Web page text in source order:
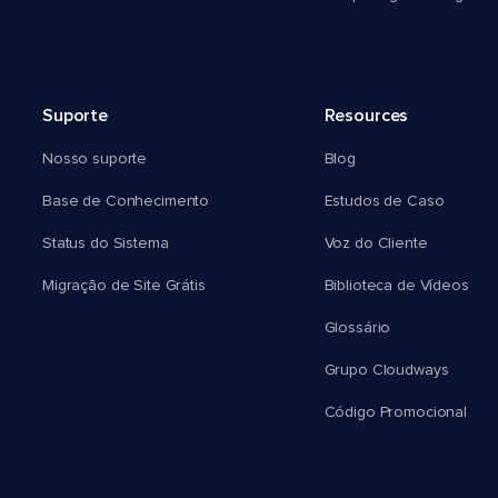
Suporte
Nosso suporte
Base de Conhecimento
Status do Sistema
Migração de Site Grátis
Resources
Blog
Estudos de Caso
Voz do Cliente
Biblioteca de Vídeos
Glossário
Grupo Cloudways
Código Promocional